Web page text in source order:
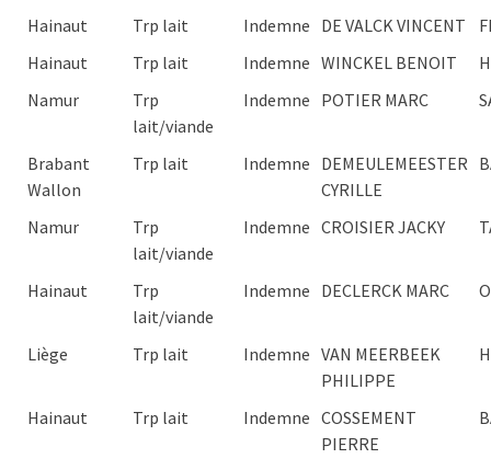
Hainaut Trp lait Indemne DE VALCK VINCENT
Hainaut
Trp lait Indemne WINCKEL BENOIT
Namur
Trp
lait/viande
Indemne POTIER MARC
Brabant
Wallon
Trp lait Indemne DEMEULEMEESTER
CYRILLE
Namur
Trp
lait/viande
Indemne CROISIER JACKY
Hainaut
Trp
lait/viande
Indemne DECLERCK MARC
Liège Trp lait Indemne VAN MEERBEEK
PHILIPPE
Hainaut Trp lait Indemne COSSEMENT
PIERRE